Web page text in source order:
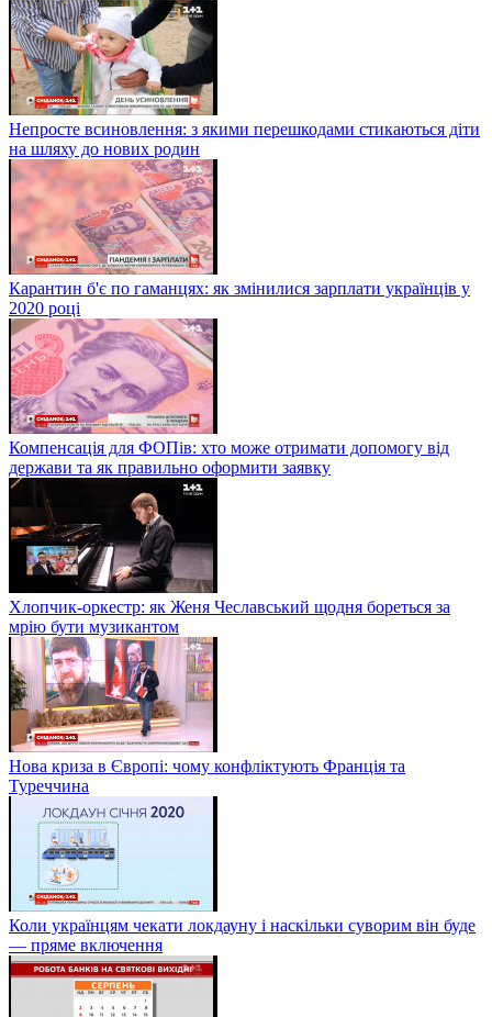
Непросте всиновлення: з якими перешкодами стикаються діти
на шляху до нових родин
Карантин б'є по гаманцях: як змінилися зарплати українців у
2020 році
Компенсація для ФОПів: хто може отримати допомогу від
держави та як правильно оформити заявку
Хлопчик-оркестр: як Женя Чеславський щодня бореться за
мрію бути музикантом
Нова криза в Європі: чому конфліктують Франція та
Туреччина
Коли українцям чекати локдауну і наскільки суворим він буде
— пряме включення